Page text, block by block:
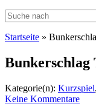
Startseite »
Bunkerschlag
Kategorie(n): Kurzspiel,
Keine Kommentare